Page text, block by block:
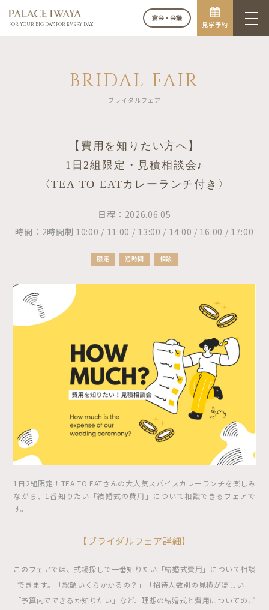
FOR YOUR BIG DAY. FOR EVERY DAY.
宴会・会議
見学予約
BRIDAL FAIR
ブライダルフェア
【費用を知りたい方へ】
1日2組限定・見積相談会♪
〈TEA TO EATカレーランチ付き〉
日程：2026.06.05
時間：2時間制 10:00 / 11:00 / 13:00 / 14:00 / 16:00 / 17:00
限定 短時間 相談
1日2組限定！TEA TO EATさんの大人気スパイスカレーランチを楽しみ
ながら、1番知りたい「結婚式の費用」について相談できるフェアで
す。
【ブライダルフェア詳細】
このフェアでは、式場探しで一番知りたい「結婚式費用」について相談
できます。「総額いくらかかるの？」「招待人数別の見積がほしい」
「予算内でできるか知りたい」など、理想の結婚式と費用についてのご